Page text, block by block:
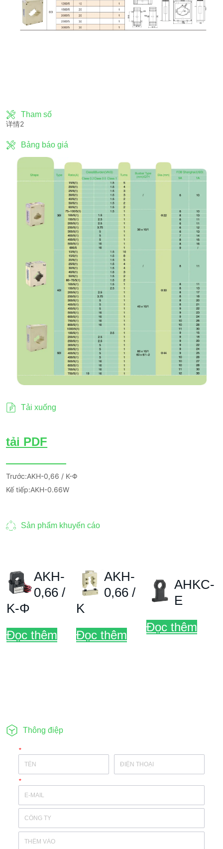
Tham số
详情2
Bảng báo giá
Tải xuống
Trước:AKH-0,66 / K-Φ
Kế tiếp:AKH-0.66W
Sản phẩm khuyến cáo
Thông điệp
*
*